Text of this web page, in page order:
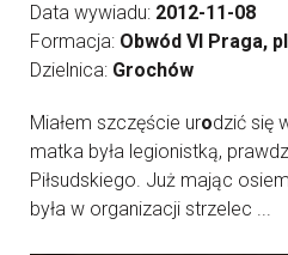
Data wywiadu: 2012-11-08
Formacja: Obwód VI Praga,
Dzielnica: Grochów
Miałem szczęście urodzić się
matka była legionistką,
Piłsudskiego. Już mając
była w organizacji strzelec ...